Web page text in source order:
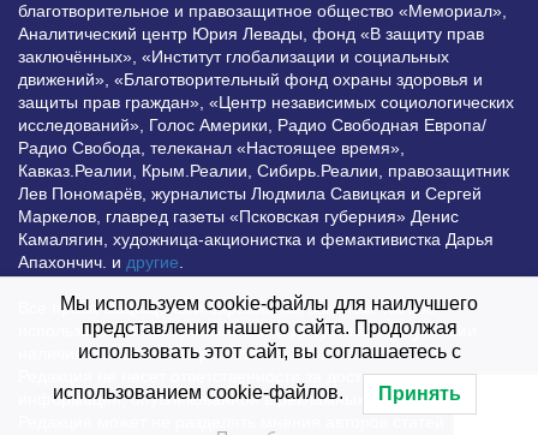
благотворительное и правозащитное общество «Мемориал»,
Аналитический центр Юрия Левады, фонд «В защиту прав
заключённых», «Институт глобализации и социальных
движений», «Благотворительный фонд охраны здоровья и
защиты прав граждан», «Центр независимых социологических
исследований», Голос Америки, Радио Свободная Европа/
Радио Свобода, телеканал «Настоящее время»,
Кавказ.Реалии, Крым.Реалии, Сибирь.Реалии, правозащитник
Лев Пономарёв, журналисты Людмила Савицкая и Сергей
Маркелов, главред газеты «Псковская губерния» Денис
Камалягин, художница-акционистка и фемактивистка Дарья
Апахончич. и другие
Все права защищены и охраняются законом. Любое
использование материалов сайта допустимо при условии
наличия активной гиперссылки на Vesti.UZ.
Редакция не несет ответственности за достоверность
информации, опубликованной в рекламных объявлениях.
Мы используем cookie-файлы для наилучшего
представления нашего сайта. Продолжая
использовать этот сайт, вы соглашаетесь с
использованием cookie-файлов. Принять